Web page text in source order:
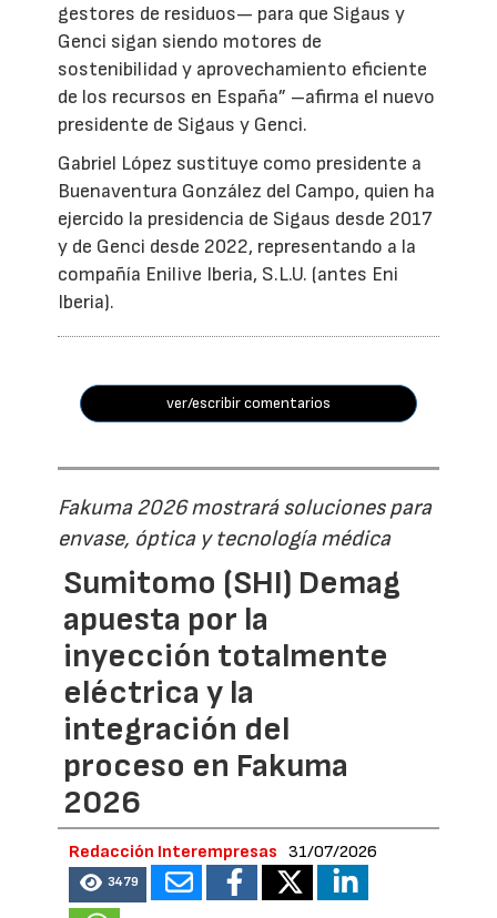
gestores de residuos— para que Sigaus y
Genci sigan siendo motores de
sostenibilidad y aprovechamiento eficiente
de los recursos en España” –afirma el nuevo
presidente de Sigaus y Genci.
Gabriel López sustituye como presidente a
Buenaventura González del Campo, quien ha
ejercido la presidencia de Sigaus desde 2017
y de Genci desde 2022, representando a la
compañía Enilive Iberia, S.L.U. (antes Eni
Iberia).
ver/escribir comentarios
Fakuma 2026 mostrará soluciones para
envase, óptica y tecnología médica
Sumitomo (SHI) Demag
apuesta por la
inyección totalmente
eléctrica y la
integración del
proceso en Fakuma
2026
Redacción Interempresas 31/07/2026
3479